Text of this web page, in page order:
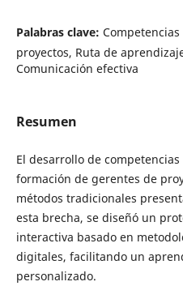
Palabras clave:
proyectos, Ruta de
Comunicación efectiva
Resumen
El desarrollo de
formación de gerentes de
métodos tradicionales
esta brecha, se diseñó un
interactiva basado en
digitales, facilitando un
personalizado.